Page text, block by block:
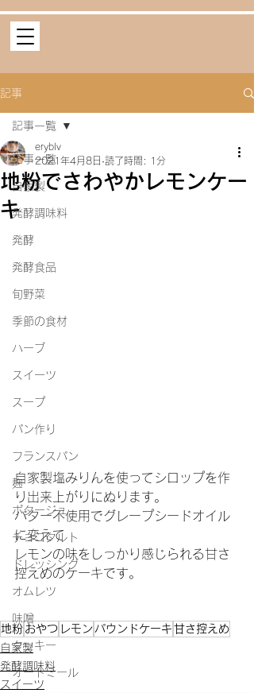
記事
記事一覧
自家製
発酵調味料
発酵
発酵食品
旬野菜
季節の食材
ハーブ
スイーツ
スープ
パン作り
フランスパン
麹
ポタージュ
チョコタルト
ドレッシング
オムレツ
味噌
クッキー
オートミール
記事一覧
地粉でさわやかレモンケー
キ
eryblv
2021年4月8日 読了時間: 1分
自家製塩みりんを使ってシロップを作
り出来上がりにぬります。
バター不使用でグレープシードオイル
に変えて
レモンの味をしっかり感じられる甘さ
控えめのケーキです。
地粉 おやつ レモン パウンドケーキ 甘さ控えめ
自家製
発酵調味料
スイーツ